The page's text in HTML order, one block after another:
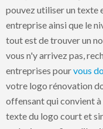
pouvez utiliser un texte
entreprise ainsi que le
tout est de trouver un
vous n'y arrivez pas,
entreprises pourvous
votre logo rénovation
offensant qui convient
texte du logo court et